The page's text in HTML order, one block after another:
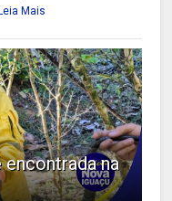
Leia Mais
na